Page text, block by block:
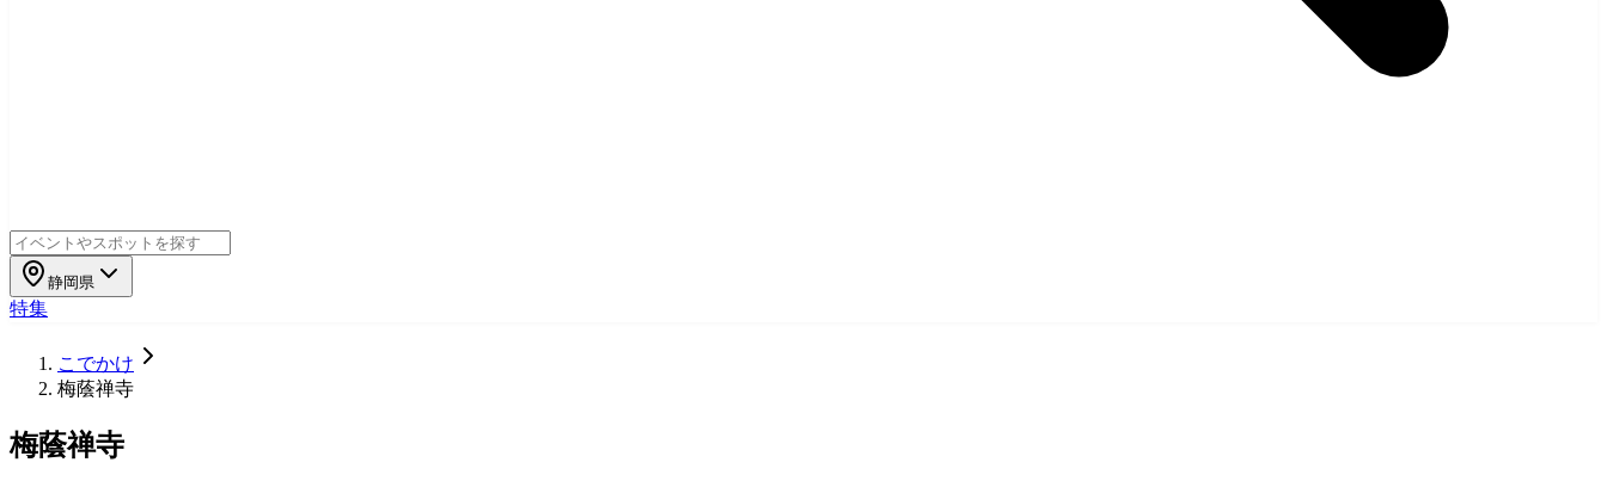
静岡県
特集
こでかけ
梅蔭禅寺
梅蔭禅寺